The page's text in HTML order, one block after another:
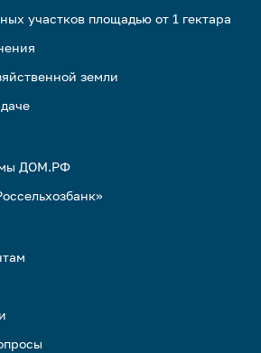
участков площадью от 1 гектара
земли
ДОМ.РФ